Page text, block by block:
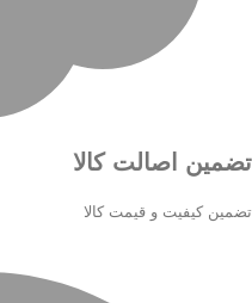
تضمین اصالت کالا
تضمین کیفیت و قیمت کالا